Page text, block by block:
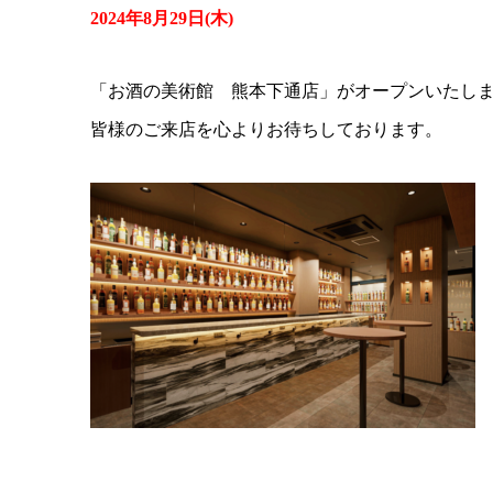
2024年8月29日(木)
「お酒の美術館 熊本下通店」がオープンいたし
皆様のご来店を心よりお待ちしております。